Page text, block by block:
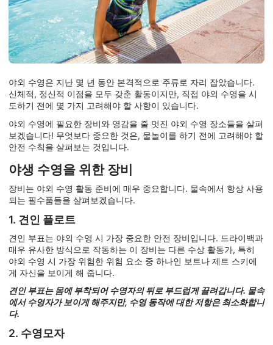
야외 수영은 지난 몇 년 동안 본격적으로 주류로 자리 잡았습니다.
신체적, 정신적 이점을 모두 갖춘 활동이지만, 직접 야외 수영을 시
도하기 전에 몇 가지 고려해야 할 사항이 있습니다.
야외 수영에 필요한 장비와 영감을 줄 멋진 야외 수영 장소들을 살펴
보겠습니다! 무엇보다 중요한 것은, 물놀이를 하기 전에 고려해야 할
안전 수칙을 살펴보는 것입니다.
야생 수영을 위한 장비
장비는 야외 수영 활동 준비에 매우 중요합니다. 물속에서 항상 사용
되는 필수품들을 살펴보겠습니다.
1. 견인 플로트
견인 부표는 야외 수영 시 가장 중요한 안전 장비입니다. 드라이백과
매우 유사한 방식으로 작동하는 이 장비는 다른 수상 활동가, 특히
야외 수영 시 가장 위험한 위험 요소 중 하나인 보트나 제트 스키에
게 자신을 보이게 해 줍니다.
견인 부표는 몸에 부착되어 수영자의 뒤로 부드럽게 끌려갑니다. 물속
에서 수영자가 보이게 해주지만, 수영 동작에 대한 저항은 최소화합니
다.
2. 수영모자